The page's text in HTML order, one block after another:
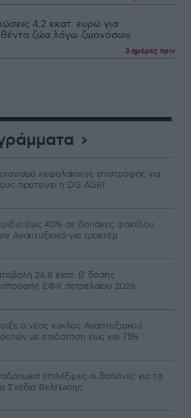
4,2 εκατ. ευρώ για
ζώα λόγω ζωονόσων
3 ημέρες πριν
κεφαλαιακής επιστροφής για
προτείνει η DG AGRI
έως 40% σε δαπάνες φακέλου
Αναπτυξιακό για τρακτέρ
24,8 εκατ. β’ δόσης
ΕΦΚ πετρελαίου 2026
ο νέος κύκλος Αναπτυξιακού
με επιδότηση έως και 75%
επιλέξιμες οι δαπάνες για τα
Σχέδια Βελτίωσης